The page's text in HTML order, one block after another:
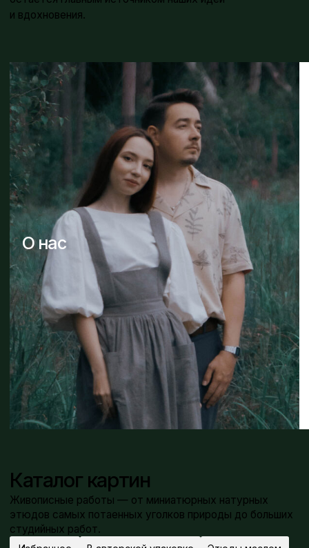
Каталог картин
Живописные работы — от миниатюрных натурных
этюдов самых потаенных уголков природы до больших
студийных работ.
Избранное В авторской упаковке Этюды маслом
Пастель Миниатюры Большие картины
Каменный остров
Бумага, пастель. 50 x 40 см.
Стоимость: 35 000₽
Майский воздух
Картон, масло. 25 x 30 см.
Стоимость: 14 000₽
для художников
Здесь мы делимся знаниями и опытом пленэрной
и студийной живописи